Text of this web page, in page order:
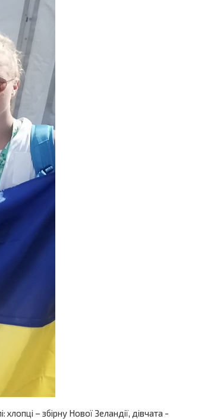
– збірну Нової Зеландії, дівчата -